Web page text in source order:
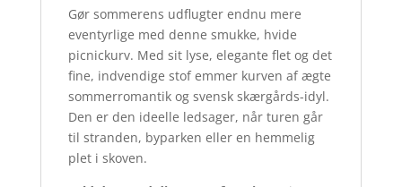
Gør sommerens udflugter endnu mere
eventyrlige med denne smukke, hvide
picnickurv. Med sit lyse, elegante flet og det
fine, indvendige stof emmer kurven af ægte
sommerromantik og svensk skærgårds-idyl.
Den er den ideelle ledsager, når turen går
til stranden, byparken eller en hemmelig
plet i skoven.